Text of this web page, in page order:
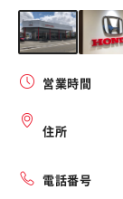
営業時間
住所
電話番号